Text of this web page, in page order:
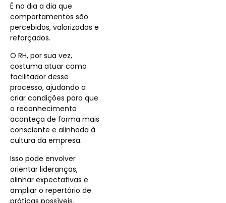
É no dia a dia que
comportamentos são
percebidos, valorizados e
reforçados.
O RH, por sua vez,
costuma atuar como
facilitador desse
processo, ajudando a
criar condições para que
o reconhecimento
aconteça de forma mais
consciente e alinhada à
cultura da empresa.
Isso pode envolver
orientar lideranças,
alinhar expectativas e
ampliar o repertório de
práticas possíveis.